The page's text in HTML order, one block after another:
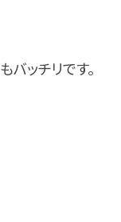
ッチリです。